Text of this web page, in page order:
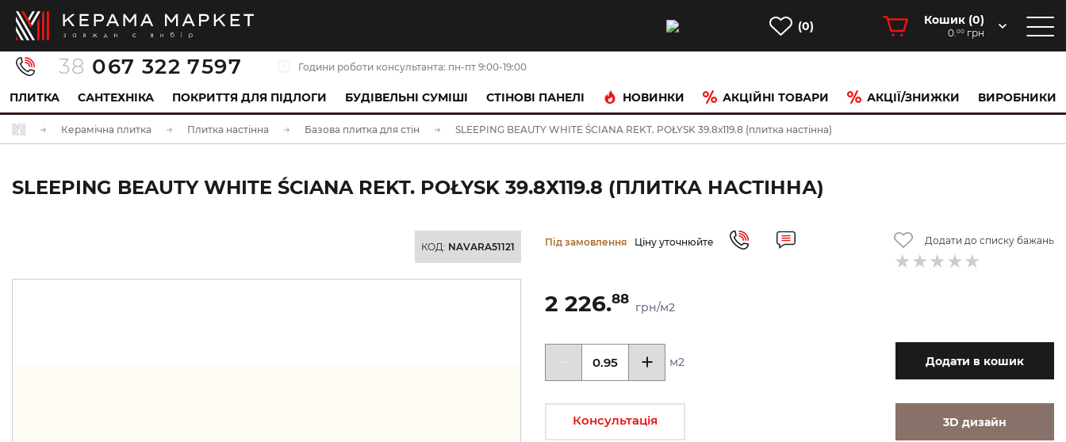
(0) Кошик (0)
0.00 грн
38 067 322 7597 Години роботи консультанта: пн-пт 9:00-19:00
ПЛИТКА САНТЕХНІКА ПОКРИТТЯ ДЛЯ ПІДЛОГИ БУДІВЕЛЬНІ СУМІШІ CТІНОВІ ПАНЕЛІ НОВИНКИ АКЦІЙНІ ТОВАРИ АКЦІЇ/ЗНИЖКИ ВИРОБНИКИ
Керамічна плитка Плитка настінна Базова плитка для стін SLEEPING BEAUTY WHITE ŚCIANA REKT. POŁYSK 39.8х119.8 (плитка настінна)
SLEEPING BEAUTY WHITE ŚCIANA REKT. POŁYSK 39.8Х119.8 (ПЛИТКА НАСТІННА)
КОД: NAVARA51121 Під замовлення Ціну уточнюйте Додати до списку бажань
2 226.88
грн/м2
м2 Додати в кошик
Консультація 3D дизайн